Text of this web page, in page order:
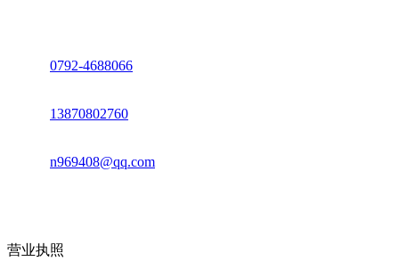
0792-4688066
13870802760
n969408@qq.com
营业执照